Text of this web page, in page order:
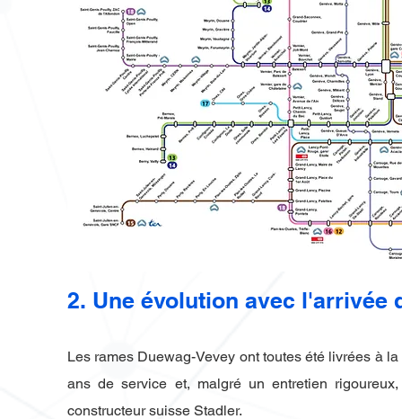
2. Une évolution avec
Les rames Duewag-Vevey ont toutes été livrées à
ans de service et, malgré un entretien
constructeur suisse Stadler.